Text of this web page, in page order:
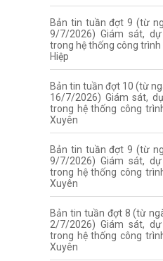
Bản tin tuần đợt 9 (từ
9/7/2026) Giám sát,
trong hệ thống công
Hiệp
Bản tin tuần đợt 10 (từ
16/7/2026) Giám sát,
trong hệ thống công
Xuyên
Bản tin tuần đợt 9 (từ
9/7/2026) Giám sát,
trong hệ thống công
Xuyên
Bản tin tuần đợt 8 (từ
2/7/2026) Giám sát,
trong hệ thống công
Xuyên